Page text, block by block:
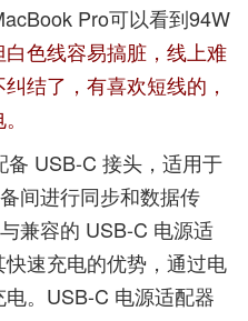
Pro可以看到94W
色线容易搞脏，线上难
结了，有喜欢短线的，
USB-C 接头，适用于
间进行同步和数据传
兼容的 USB-C 电源适
速充电的优势，通过电
。USB-C 电源适配器